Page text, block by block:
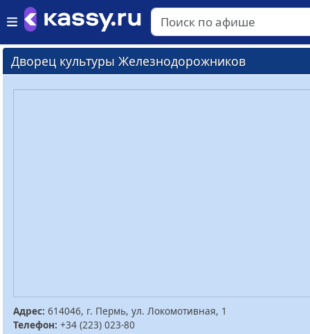
Дворец культуры Железнодорожников
Адрес: 614046, г. Пермь, ул. Локомотивная, 1
Телефон: +34 (223) 023-80